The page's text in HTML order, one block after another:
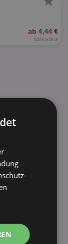
ab 4,44 €
0,22 € je Stück